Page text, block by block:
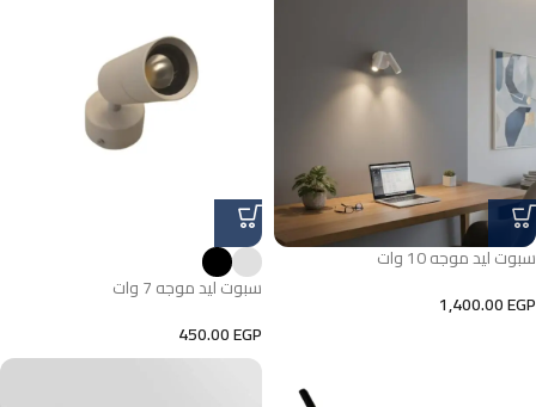
سبوت ليد موجه 10 وات
1,400.00EGP
سبوت ليد موجه 7 وات
450.00EGP